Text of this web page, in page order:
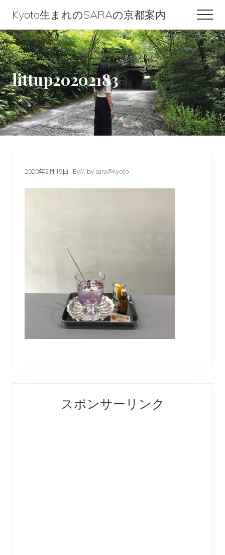
content
primary
sidebar
footer
Kyoto生まれのSARAの京都案内
Kyoto
生
ま
れ
の
SARA
の
littup20202183
2020年2月19日 By// by sara@kyoto
Interactions
Sidebarスポンサーリンク